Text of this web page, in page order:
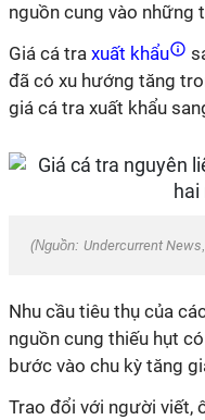
nguồn cung vào những
Giá cá tra xuất khẩu
đã có xu hướng tăng
giá cá tra xuất khẩu
(Nguồn: Undercurrent News
Nhu cầu tiêu thụ của
nguồn cung thiếu hụt
bước vào chu kỳ tăng
Trao đổi với người viết,